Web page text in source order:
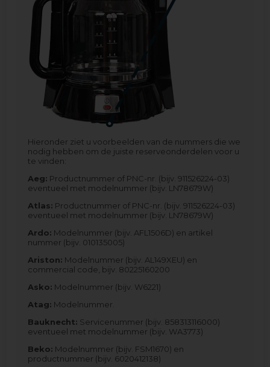
Hieronder ziet u voorbeelden van de nummers die we
nodig hebben om de juiste reserveonderdelen voor u
te vinden:
Aeg: Productnummer of PNC-nr. (bijv. 911526224-03)
eventueel met modelnummer (bijv. LN78679W)
Atlas: Productnummer of PNC-nr. (bijv. 911526224-03)
eventueel met modelnummer (bijv. LN78679W)
Ardo: Modelnummer (bijv. AFL1506D) en artikel
nummer (bijv. 010135005)
Ariston: Modelnummer (bijv. AL149XEU) en
commercial code, bijv. 80225160200
Asko: Modelnummer (bijv. W6221)
Atag: Modelnummer.
Bauknecht: Servicenummer (bijv. 858313116000)
eventueel met modelnummer (bijv. WA3773)
Beko: Modelnummer (bijv. FSM1670) en
productnummer (bijv. 6020412138)